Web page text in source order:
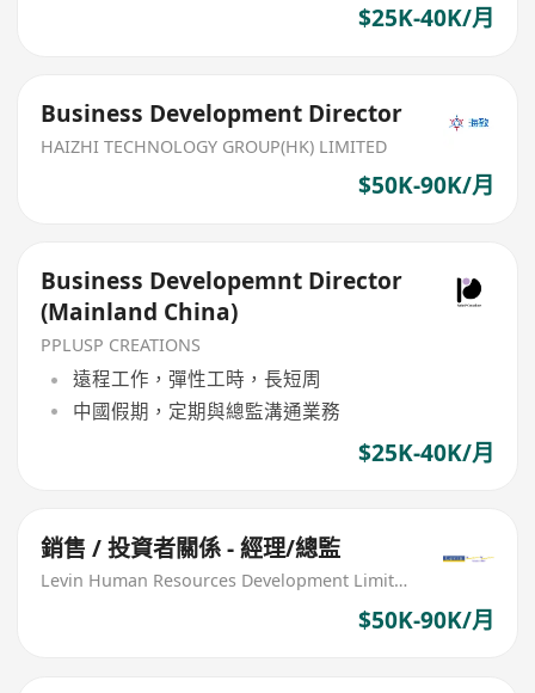
$25K-40K/月
Business Development Director
HAIZHI TECHNOLOGY GROUP(HK) LIMITED
$50K-90K/月
Business Developemnt Director
(Mainland China)
PPLUSP CREATIONS
遠程工作，彈性工時，長短周
中國假期，定期與總監溝通業務
$25K-40K/月
銷售 / 投資者關係 - 經理/總監
Levin Human Resources Development Limited
$50K-90K/月